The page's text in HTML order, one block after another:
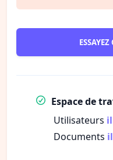
Espace de
Utilisateurs
Documents